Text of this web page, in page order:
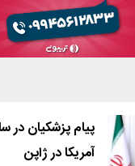
پیام پزشکیان در
آمریکا در ژاپن